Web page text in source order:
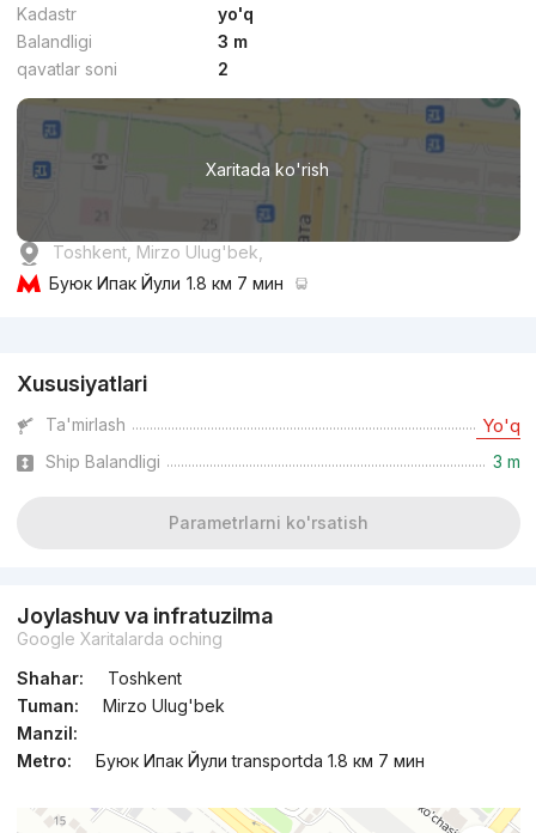
Kadastr
yo'q
Balandligi
3 m
qavatlar soni
2
Xaritada ko'rish
Toshkent, Mirzo Ulug'bek,
Буюк Ипак Йули 1.8 км 7 мин
Xususiyatlari
Ta'mirlash Yo'q
Ship Balandligi 3 m
Parametrlarni ko'rsatish
Joylashuv va infratuzilma
Google Xaritalarda oching
Shahar:
Toshkent
Tuman:
Mirzo Ulug'bek
Manzil:
Metro:
Буюк Ипак Йули transportda 1.8 км 7 мин